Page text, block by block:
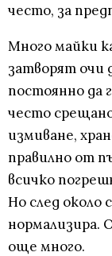
често, за
Много майки
затворят очи
постоянно да
често
измиване,
правилно от
всичко
Но след около
нормализира.
още много.